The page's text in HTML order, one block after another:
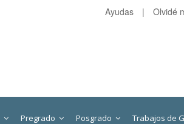
Ayudas | Olvidé
Pregrado Posgrado Trabajos de